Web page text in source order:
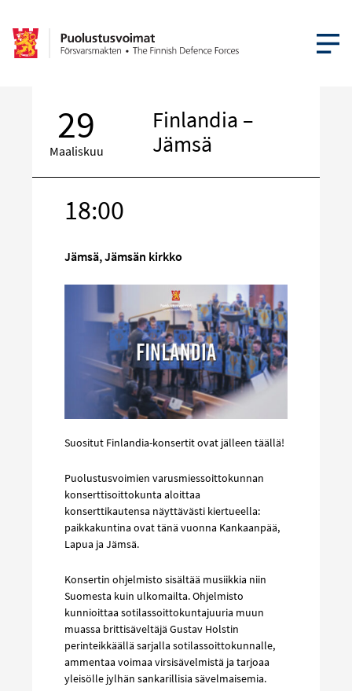
AVAA
29
Maaliskuu
Finlandia –
Jämsä
18:00
Jämsä, Jämsän kirkko
Suositut Finlandia-konsertit ovat jälleen täällä!
Puolustusvoimien varusmiessoittokunnan
konserttisoittokunta aloittaa
konserttikautensa näyttävästi kiertueella:
paikkakuntina ovat tänä vuonna Kankaanpää,
Lapua ja Jämsä.
Konsertin ohjelmisto sisältää musiikkia niin
Suomesta kuin ulkomailta. Ohjelmisto
kunnioittaa sotilassoittokuntajuuria muun
muassa brittisäveltäjä Gustav Holstin
perinteikkäällä sarjalla sotilassoittokunnalle,
ammentaa voimaa virsisävelmistä ja tarjoaa
yleisölle jylhän sankarillisia sävelmaisemia.